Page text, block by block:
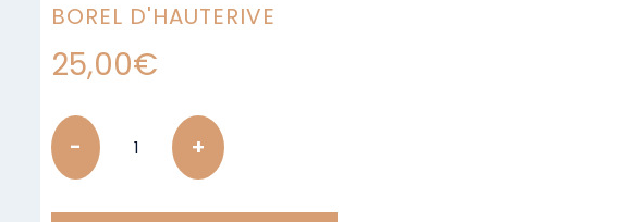
BOREL D'HAUTERIVE
25,00€
Quantity